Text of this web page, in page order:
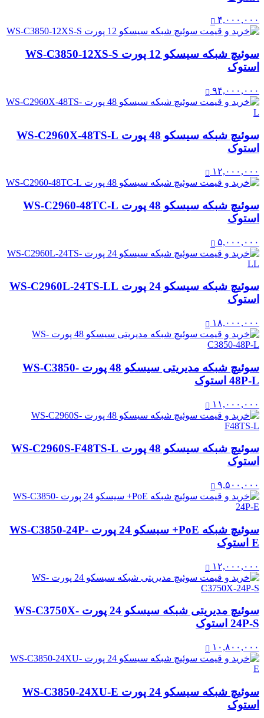
۴,۰۰۰,۰۰۰
سوئیچ شبکه سیسکو 12 پورت WS-C3850-12XS-S
استوک
۹۴,۰۰۰,۰۰۰
سوئیچ شبکه سیسکو 48 پورت WS-C2960X-48TS-L
استوک
۱۲,۰۰۰,۰۰۰
سوئیچ شبکه سیسکو 48 پورت WS-C2960-48TC-L
استوک
۵,۰۰۰,۰۰۰
سوئیچ شبکه سیسکو 24 پورت WS-C2960L-24TS-LL
استوک
۱۸,۰۰۰,۰۰۰
سوئیچ شبکه مدیریتی سیسکو 48 پورت WS-C3850-
48P-L استوک
۱۱,۰۰۰,۰۰۰
سوئیچ شبکه سیسکو 48 پورت WS-C2960S-F48TS-L
استوک
۹,۵۰۰,۰۰۰
سوئیچ شبکه PoE+ سیسکو 24 پورت WS-C3850-24P-
E استوک
۱۲,۰۰۰,۰۰۰
سوئیچ مدیریتی شبکه سیسکو 24 پورت WS-C3750X-
24P-S استوک
۱۰,۸۰۰,۰۰۰
سوئیچ شبکه سیسکو 24 پورت WS-C3850-24XU-E
استوک